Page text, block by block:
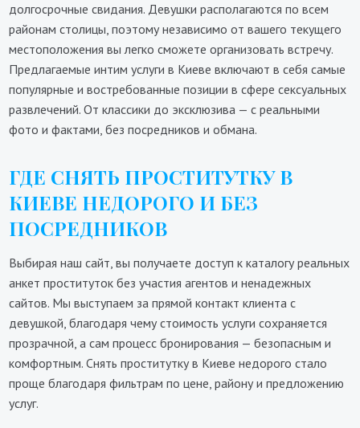
долгосрочные свидания. Девушки располагаются по всем
районам столицы, поэтому независимо от вашего текущего
местоположения вы легко сможете организовать встречу.
Предлагаемые интим услуги в Киеве включают в себя самые
популярные и востребованные позиции в сфере сексуальных
развлечений. От классики до эксклюзива — с реальными
фото и фактами, без посредников и обмана.
ГДЕ СНЯТЬ ПРОСТИТУТКУ В
КИЕВЕ НЕДОРОГО И БЕЗ
ПОСРЕДНИКОВ
Выбирая наш сайт, вы получаете доступ к каталогу реальных
анкет проституток без участия агентов и ненадежных
сайтов. Мы выступаем за прямой контакт клиента с
девушкой, благодаря чему стоимость услуги сохраняется
прозрачной, а сам процесс бронирования — безопасным и
комфортным. Снять проститутку в Киеве недорого стало
проще благодаря фильтрам по цене, району и предложению
услуг.